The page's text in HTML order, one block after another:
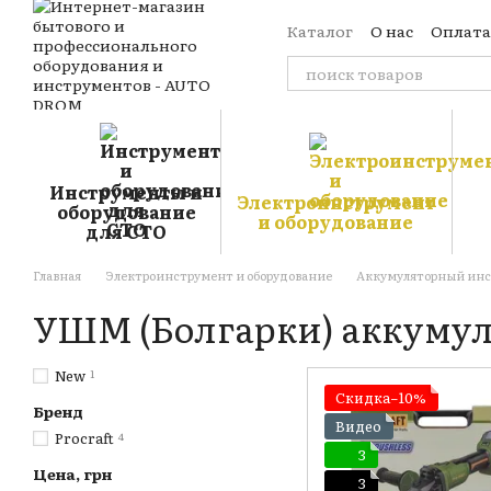
Перейти к основному контенту
Каталог О нас
Обмен и возврат
Отзывы о магазине
Пользовательское
Инструменты и
оборудование
для СТО
Электроинструмент
и оборудование
Главная Электроинструмент и оборудование Аккумуляторный
УШМ (Болгарки)
Скидка−10%
Видео
3
3
New 1
Бренд
Procraft 4
Цена, грн